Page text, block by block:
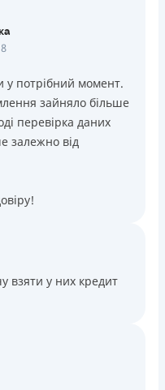
у потрібний момент.
зайняло більше
перевірка даних
залежно від
взяти у них кредит